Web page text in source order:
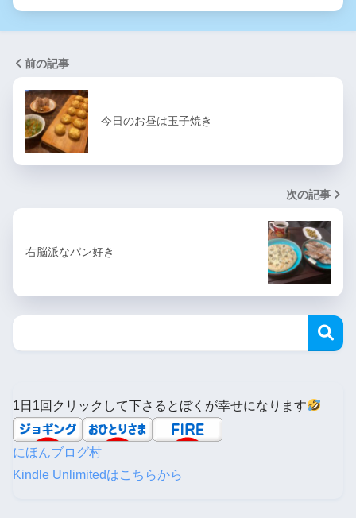
前の記事
今日のお昼は玉子焼き
次の記事
右脳派なパン好き
1日1回クリックして下さるとぼくが幸せになります
にほんブログ村
Kindle Unlimitedはこちらから